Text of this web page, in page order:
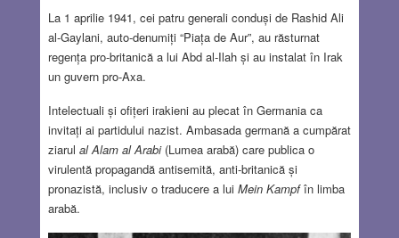
La 1 aprilie 1941, cei patru generali conduși de Rashid Ali
al-Gaylani, auto-denumiți “Piața de Aur”, au răsturnat
regența pro-britanică a lui Abd al-Ilah și au instalat în Irak
un guvern pro-Axa.
Intelectuali și ofițeri irakieni au plecat în Germania ca
invitați ai partidului nazist. Ambasada germană a cumpărat
ziarul al Alam al Arabi(Lumea arabă) care publica o
virulentă propagandă antisemită, anti-britanică și
pronazistă, inclusiv o traducere a lui Mein Kampfîn limba
arabă.